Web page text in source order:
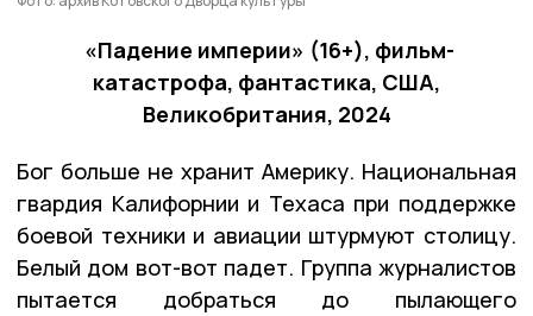
«Падение империи» (16+), фильм-
катастрофа, фантастика, США,
Великобритания, 2024
Бог больше не хранит Америку. Национальная
гвардия Калифорнии и Техаса при поддержке
боевой техники и авиации штурмуют столицу.
Белый дом вот-вот падет. Группа журналистов
пытается добраться до пылающего